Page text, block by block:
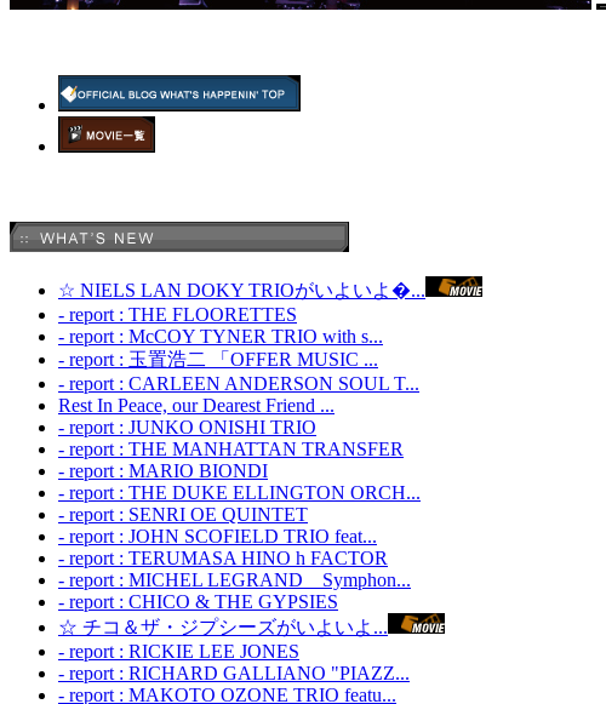
☆ NIELS LAN DOKY TRIOがいよいよ�...
- report : THE FLOORETTES
- report : McCOY TYNER TRIO with s...
- report : 玉置浩二 「OFFER MUSIC ...
- report : CARLEEN ANDERSON SOUL T...
Rest In Peace, our Dearest Friend ...
- report : JUNKO ONISHI TRIO
- report : THE MANHATTAN TRANSFER
- report : MARIO BIONDI
- report : THE DUKE ELLINGTON ORCH...
- report : SENRI OE QUINTET
- report : JOHN SCOFIELD TRIO feat...
- report : TERUMASA HINO h FACTOR
- report : MICHEL LEGRAND Symphon...
- report : CHICO & THE GYPSIES
☆ チコ＆ザ・ジプシーズがいよいよ...
- report : RICKIE LEE JONES
- report : RICHARD GALLIANO "PIAZZ...
- report : MAKOTO OZONE TRIO featu...